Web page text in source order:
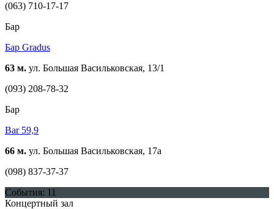
(063) 710-17-17
Бар
Бар Gradus
63 м. ул. Большая Васильковская, 13/1
(093) 208-78-32
Бар
Bar 59,9
66 м. ул. Большая Васильковская, 17a
(098) 837-37-37
События: 11
Концертный зал